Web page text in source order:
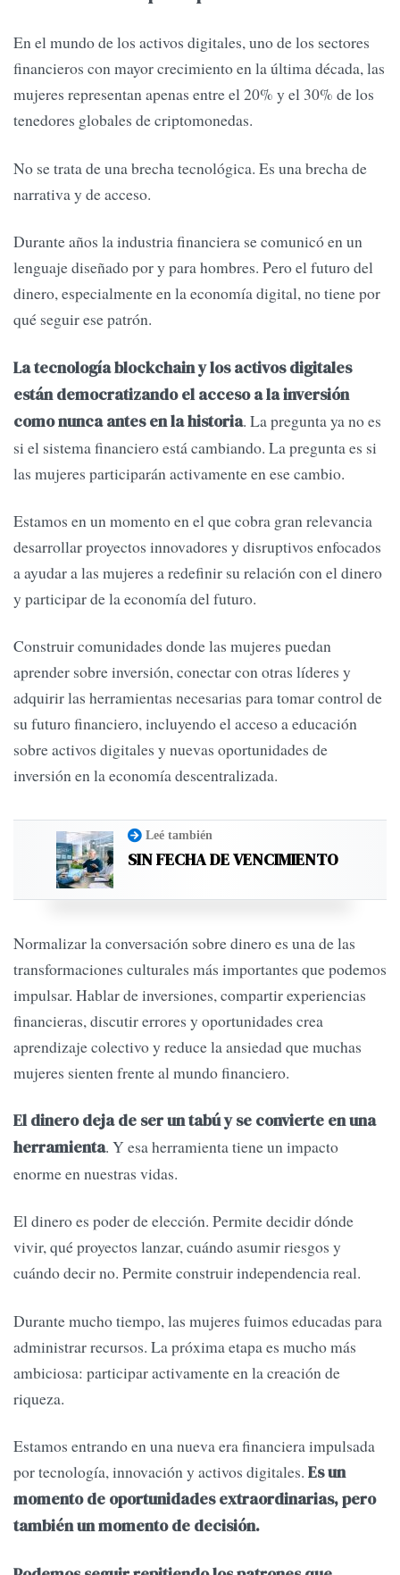
En el mundo de los activos digitales, uno de los sectores
financieros con mayor crecimiento en la última década, las
mujeres representan apenas entre el 20% y el 30% de los
tenedores globales de criptomonedas.
No se trata de una brecha tecnológica. Es una brecha de
narrativa y de acceso.
Durante años la industria financiera se comunicó en un
lenguaje diseñado por y para hombres. Pero el futuro del
dinero, especialmente en la economía digital, no tiene por
qué seguir ese patrón.
La tecnología blockchain y los activos digitales
están democratizando el acceso a la inversión
como nunca antes en la historia. La pregunta ya no es
si el sistema financiero está cambiando. La pregunta es si
las mujeres participarán activamente en ese cambio.
Estamos en un momento en el que cobra gran relevancia
desarrollar proyectos innovadores y disruptivos enfocados
a ayudar a las mujeres a redefinir su relación con el dinero
y participar de la economía del futuro.
Construir comunidades donde las mujeres puedan
aprender sobre inversión, conectar con otras líderes y
adquirir las herramientas necesarias para tomar control de
su futuro financiero, incluyendo el acceso a educación
sobre activos digitales y nuevas oportunidades de
inversión en la economía descentralizada.
Leé también
SIN FECHA DE VENCIMIENTO
Normalizar la conversación sobre dinero es una de las
transformaciones culturales más importantes que podemos
impulsar. Hablar de inversiones, compartir experiencias
financieras, discutir errores y oportunidades crea
aprendizaje colectivo y reduce la ansiedad que muchas
mujeres sienten frente al mundo financiero.
El dinero deja de ser un tabú y se convierte en una
herramienta. Y esa herramienta tiene un impacto
enorme en nuestras vidas.
El dinero es poder de elección. Permite decidir dónde
vivir, qué proyectos lanzar, cuándo asumir riesgos y
cuándo decir no. Permite construir independencia real.
Durante mucho tiempo, las mujeres fuimos educadas para
administrar recursos. La próxima etapa es mucho más
ambiciosa: participar activamente en la creación de
riqueza.
Estamos entrando en una nueva era financiera impulsada
por tecnología, innovación y activos digitales. Es un
momento de oportunidades extraordinarias, pero
también un momento de decisión.